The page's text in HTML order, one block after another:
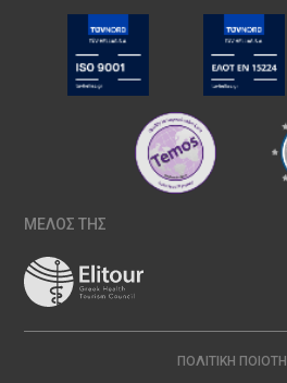
ΜΕΛΟΣ ΤΗΣ
ΠΟΛΙΤΙΚΉ